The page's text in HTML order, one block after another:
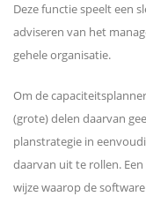
Deze functie speelt een
adviseren van het
gehele organisatie.
Om de
(grote) delen daarvan
planstrategie in
daarvan uit te rollen.
wijze waarop de